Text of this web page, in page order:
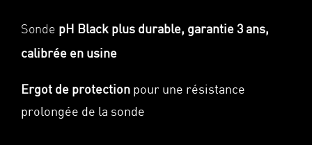
Sonde pH Black plus durable, garantie 3 ans,
calibrée en usine
Ergot de protection pour une résistance
prolongée de la sonde